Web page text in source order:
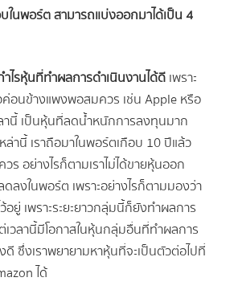
ในพอร์ต สามารถแบ่งออกมาได้เป็น 4
ำไรหุ้นที่ทำผลการดำเนินงานได้ดีเพราะ
อนข้างแพงพอสมควร เช่น Apple หรือ
นี้ เป็นหุ้นที่ลดน้ำหนักการลงทุนมาก
านี้ เราถือมาในพอร์ตเกือบ 10 ปีแล้ว
ร อย่างไรก็ตามเราไม่ได้ขายหุ้นออก
งในพอร์ต เพราะอย่างไรก็ตามมองว่า
ยู่ เพราะระยะยาวกลุ่มนี้ก็ยังทำผลการ
เวลานี้มีโอกาสในหุ้นกลุ่มอื่นที่ทำผลการ
ซึ่งเราพยายามหาหุ้นที่จะเป็นตัวต่อไปที่
ได้